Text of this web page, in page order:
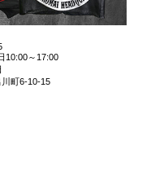
10:00～17:00
町6-10-15